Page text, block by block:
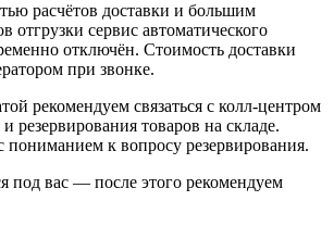
расчётов доставки и большим
отгрузки сервис автоматического
отключён. Стоимость доставки
при звонке.
рекомендуем связаться с колл‑центром
резервирования товаров на складе.
пониманием к вопросу резервирования.
под вас — после этого рекомендуем